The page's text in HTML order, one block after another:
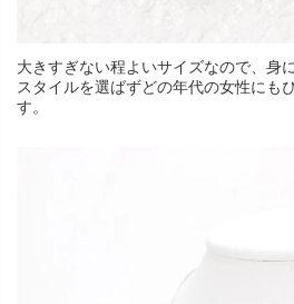
大きすぎない程よいサイズなので、身
スタイルを選ばずどの年代の女性にも
す。